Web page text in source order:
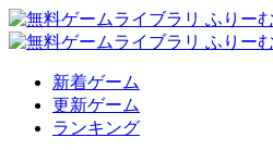
新着ゲーム
更新ゲーム
ランキング